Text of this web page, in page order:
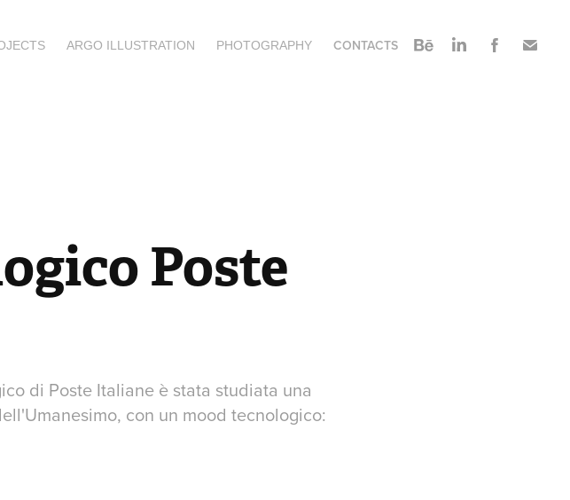
ARGO ILLUSTRATION PHOTOGRAPHY CONTACTS
Poste
di Poste Italiane è stata studiata una
con un mood tecnologico: